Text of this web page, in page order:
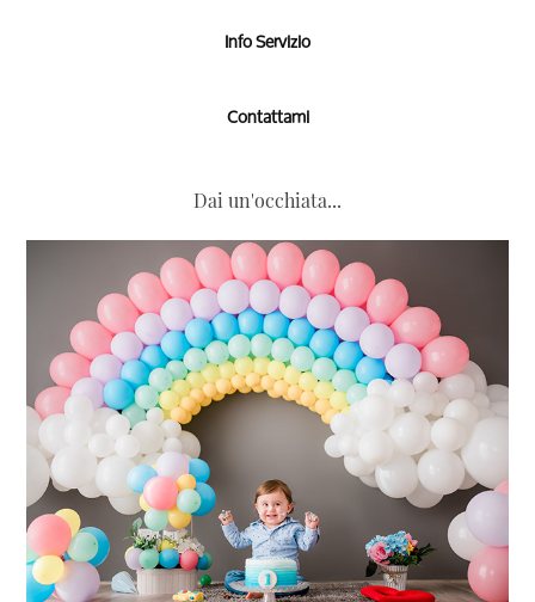
Info Servizio
Contattami
Dai un'occhiata...